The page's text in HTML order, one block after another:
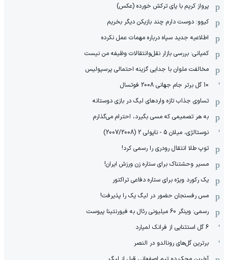
پرواز کریم با پای ترکش خورده (عکس)
کیوو: دوست دارم چند بازیکن دیگر بخریم
اطلاعیه جدید سپاه درباره مهمات عمل نکرده
کمپانی: بررسی بازار نقل‌وانتقالات وظیفه من نیست
مخالفت ملوان با جدایی گزینه احتمالی پرسپولیس
10 گل برتر جام جهانی 2008 فوتسال
تساوی جذاب تازه واردهای لیگ در بازی دوستانه
به هر تصمیمی که مسی بگیرد، احترام می‌گذارم
نوستالژی، میلان 5 - ناپولی 2 (2007/2008)
توپ طلا انتقال رودری را رسمی کرد!
مسیر وحشتناک برای ستاره زن ورزش ایران!
یک رکورد ویژه برای ستاره دفاعی تراکتور
مس رفسنجان حضور در لیگ یک را پذیرفت!
رسمی: وینگر 60 میلیونی رئال به فیورنتینا پیوست
6 گل استثنایی از فرانک لمپارد
برترین گل‌های رونالدو در النصر